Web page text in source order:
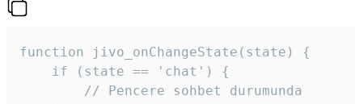
function jivo_onChangeState(state) {
    if (state == 'chat') {
        // Pencere sohbet durumunda